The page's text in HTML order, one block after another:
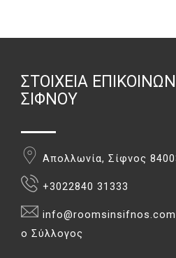
ΣΤΟΙΧΕΊΑ
ΣΊΦΝΟΥ
Απολλωνία, Σίφνος
+3022840 31333
info@roomsinsifnos.com
ο Σύλλογος